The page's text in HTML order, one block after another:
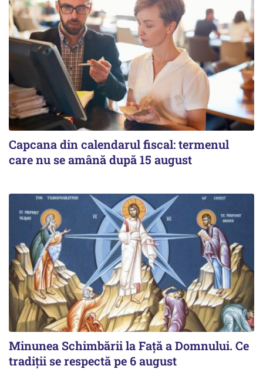
Capcana din calendarul fiscal: termenul
care nu se amână după 15 august
Minunea Schimbării la Față a Domnului. Ce
tradiții se respectă pe 6 august